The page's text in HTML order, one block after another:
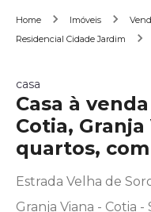
Home Imóveis
Residencial Cidade Jardim
casa
Casa à
Cotia,
quartos, com
Estrada Velha de
Granja Viana - Cotia -